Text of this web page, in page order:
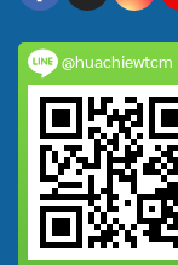
@huachiewtcm